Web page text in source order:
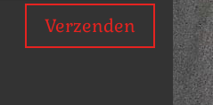
Verzenden